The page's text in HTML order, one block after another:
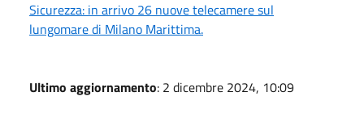
Sicurezza: in arrivo 26 nuove telecamere sul
lungomare di Milano Marittima.
Ultimo aggiornamento: 2 dicembre 2024, 10:09